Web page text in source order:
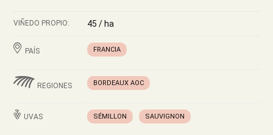
VIÑEDO PROPIO: 45 / ha
PAÍS FRANCIA
REGIONES BORDEAUX AOC
UVAS SÉMILLON SAUVIGNON